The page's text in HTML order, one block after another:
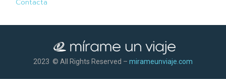
Contacta
2023 © All Rights Reserved – mirameunviaje.com